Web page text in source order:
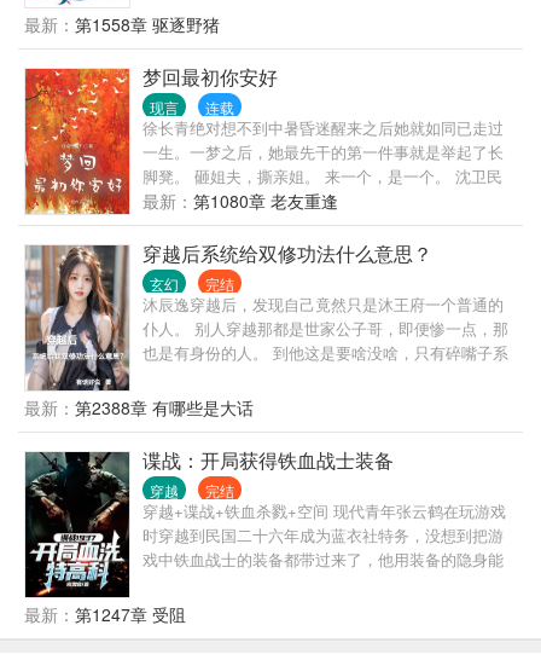
最新： 第1558章 驱逐野猪
梦回最初你安好
现言 连载
徐长青绝对想不到中暑昏迷醒来之后她就如同已走过
一生。一梦之后，她最先干的第一件事就是举起了长
脚凳。 砸姐夫，撕亲姐。 来一个，是一个。 沈卫民
心里一直珍藏着一个人。一生无悔无怨默默守护着
她，等快她一步离世时方悟她对他并不是无意。 一朝
醒来，欣喜若狂的他发誓此生此世再也不当那个傻
瓜，可等听她与前世不同之举？ 这是重生了，还是被
穿越了……
最新： 第1080章 老友重逢
穿越后系统给双修功法什么意思？
玄幻 完结
沐辰逸穿越后，发现自己竟然只是沐王府一个普通的
仆人。 别人穿越那都是世家公子哥，即便惨一点，那
也是有身份的人。 到他这是要啥没啥，只有碎嘴子系
要苟的有价值，大腿要抱，最好拿下！ 就算是跪，也
要一路跪到巅峰！ ……
最新： 第2388章 有哪些是大话
谍战：开局获得铁血战士装备
穿越 完结
穿越+谍战+铁血杀戮+空间 现代青年张云鹤在玩游戏
时穿越到民国二十六年成为蓝衣社特务，没想到把游
戏中铁血战士的装备都带过来了，他用装备的隐身能
获取敌人的情报信息，在隐蔽战线纵横捭阖。
最新： 第1247章 受阻